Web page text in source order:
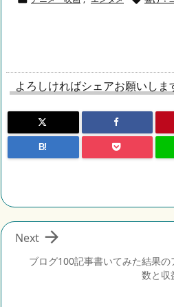
よろしければシェアお願いしま
B!
ブログ100記事書いてみた結果の
数と収

Next